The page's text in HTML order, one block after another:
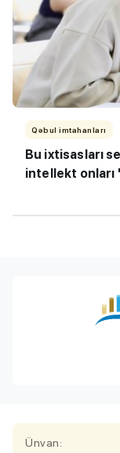
Qəbul imtahanları
Bu ixtisasları
intellekt onları
Ünvan: